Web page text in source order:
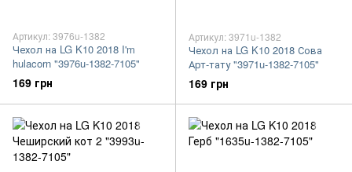
Артикул: 3976u-1382
Чехол на LG K10 2018 I'm
hulacorn "3976u-1382-7105"
169 грн
Артикул: 3971u-1382
Чехол на LG K10 2018 Сова
Арт-тату "3971u-1382-7105"
169 грн